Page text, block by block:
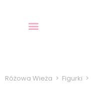
Różowa Wieża > Figurki >